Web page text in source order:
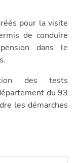
pour la visite
de conduire
dans le
des tests
du 93
les démarches